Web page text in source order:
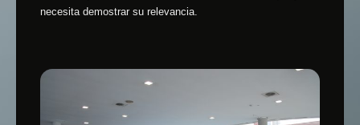
necesita demostrar su relevancia.